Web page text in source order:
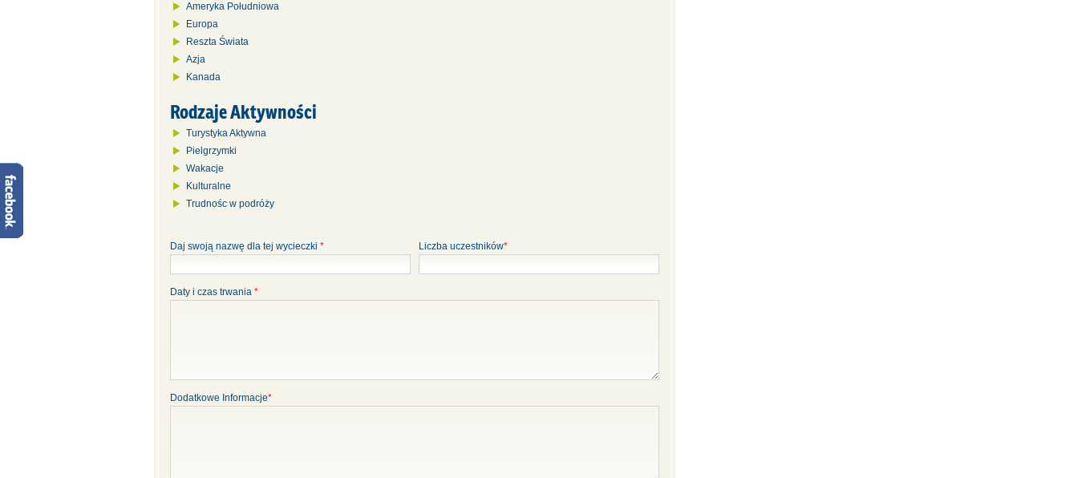
Ameryka Południowa
Europa
Reszta Świata
Azja
Kanada
Rodzaje Aktywności
Turystyka Aktywna
Pielgrzymki
Wakacje
Kulturalne
Trudnośc w podróży
Daj swoją nazwę dla tej wycieczki * Liczba uczestników*
Daty i czas trwania *
Dodatkowe Informacje*